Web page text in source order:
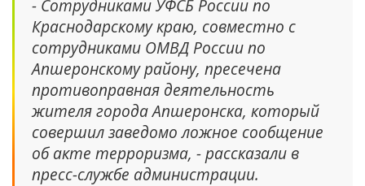
- Сотрудниками УФСБ России по
Краснодарскому краю, совместно с
сотрудниками ОМВД России по
Апшеронскому району, пресечена
противоправная деятельность
жителя города Апшеронска, который
совершил заведомо ложное сообщение
об акте терроризма, - рассказали в
пресс-службе администрации.